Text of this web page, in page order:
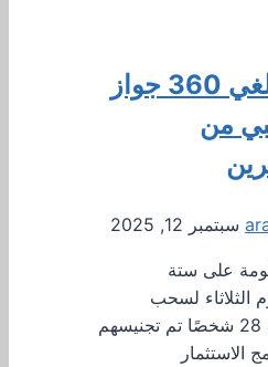
قبرص تلغي 360 جواز
من
سبتمبر 12, 2025
على ستة
الثلاثاء لسحب
الجنسية من 28 شخصًا تم تجنيسهم
الاستثمار